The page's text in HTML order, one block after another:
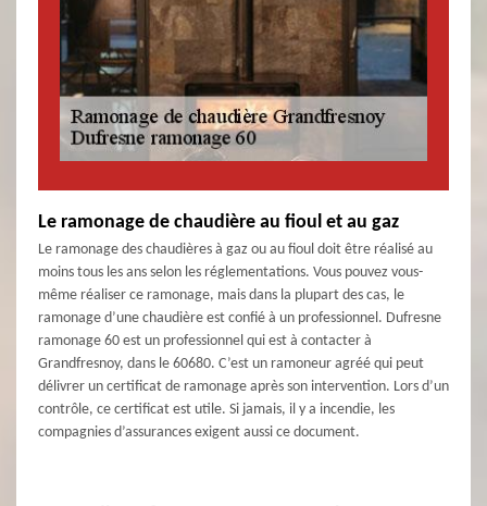
Le ramonage de chaudière au fioul et au gaz
Le ramonage des chaudières à gaz ou au fioul doit être réalisé au
moins tous les ans selon les réglementations. Vous pouvez vous-
même réaliser ce ramonage, mais dans la plupart des cas, le
ramonage d’une chaudière est confié à un professionnel. Dufresne
ramonage 60 est un professionnel qui est à contacter à
Grandfresnoy, dans le 60680. C’est un ramoneur agréé qui peut
délivrer un certificat de ramonage après son intervention. Lors d’un
contrôle, ce certificat est utile. Si jamais, il y a incendie, les
compagnies d’assurances exigent aussi ce document.